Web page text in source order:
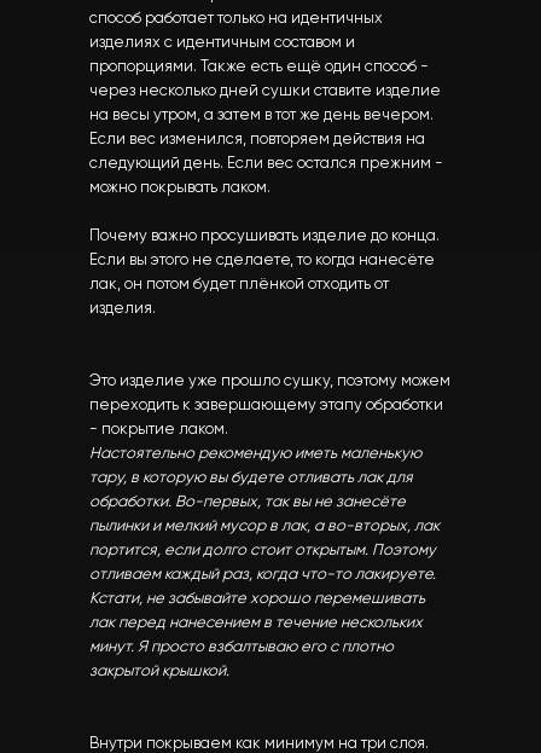
способ работает только на идентичных
изделиях с идентичным составом и
пропорциями. Также есть ещё один способ -
через несколько дней сушки ставите изделие
на весы утром, а затем в тот же день вечером.
Если вес изменился, повторяем действия на
следующий день. Если вес остался прежним -
можно покрывать лаком.
Почему важно просушивать изделие до конца.
Если вы этого не сделаете, то когда нанесёте
лак, он потом будет плёнкой отходить от
изделия.
Это изделие уже прошло сушку, поэтому можем
переходить к завершающему этапу обработки
- покрытие лаком.
Настоятельно рекомендую иметь маленькую
тару, в которую вы будете отливать лак для
обработки. Во-первых, так вы не занесёте
пылинки и мелкий мусор в лак, а во-вторых, лак
портится, если долго стоит открытым. Поэтому
отливаем каждый раз, когда что-то лакируете.
Кстати, не забывайте хорошо перемешивать
лак перед нанесением в течение нескольких
минут. Я просто взбалтываю его с плотно
закрытой крышкой.
Внутри покрываем как минимум на три слоя.